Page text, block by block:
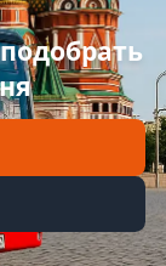
Марки
Информация